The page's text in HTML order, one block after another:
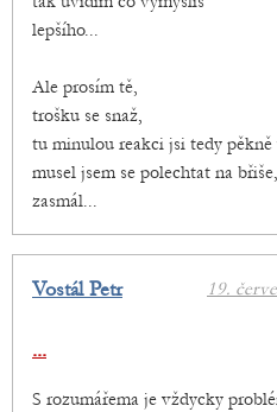
lepšího...
Ale prosím tě,
trošku se snaž,
tu minulou reakci jsi tedy
musel jsem se polechtat na
zasmál...
19.
Vostál Petr
...
S rozumářema je vždycky